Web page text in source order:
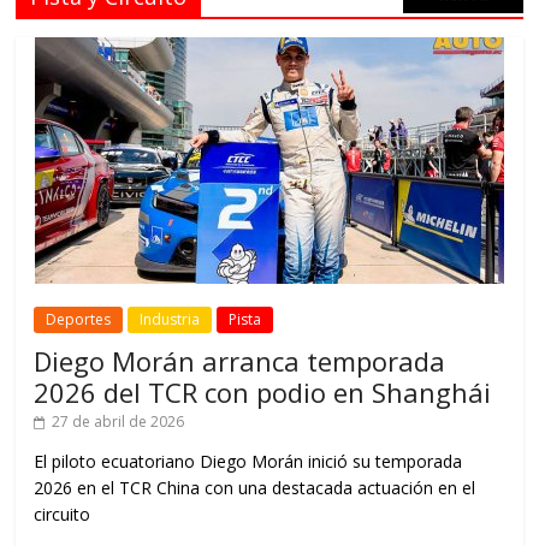
Deportes Industria Pista
Diego Morán arranca temporada
2026 del TCR con podio en Shanghái
27 de abril de 2026
El piloto ecuatoriano Diego Morán inició su temporada
2026 en el TCR China con una destacada actuación en el
circuito